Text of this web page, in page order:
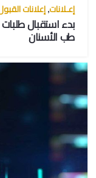
إعـلانات, إعلانات
بدء استقبال
طب الأسنان